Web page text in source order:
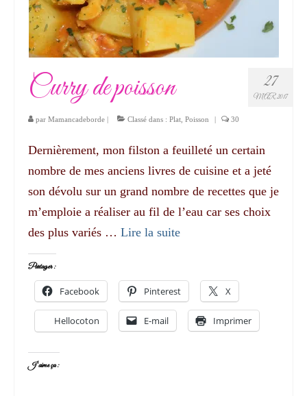
27
MAR 2017
Curry de poisson
par Mamancadeborde | Classé dans : Plat Poisson | 30
Dernièrement, mon filston a feuilleté un certain
nombre de mes anciens livres de cuisine et a jeté
son dévolu sur un grand nombre de recettes que je
m’emploie a réaliser au fil de l’eau car ses choix
des plus variés … Lire la suite­­
Partager :
Facebook Pinterest X
Hellocoton E-mail Imprimer
J’aime ça :